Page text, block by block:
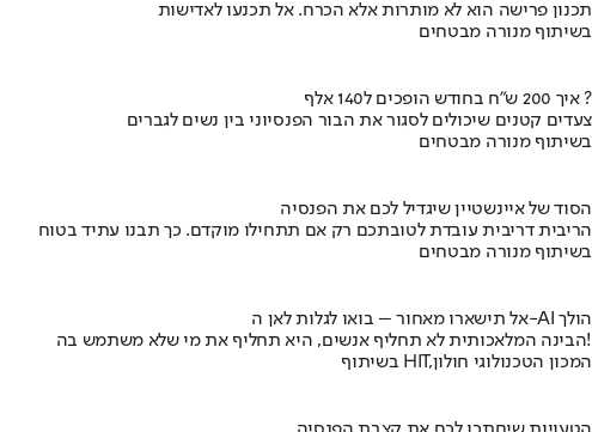
תכנון פרישה הוא לא מותרות אלא הכרח. אל תכנעו לאדישות
בשיתוף מנורה מבטחים
איך 200 ש"ח בחודש הופכים ל140 אלף ?
צעדים קטנים שיכולים לסגור את הבור הפנסיוני בין נשים לגברים
בשיתוף מנורה מבטחים
הסוד של איינשטיין שיגדיל לכם את הפנסיה
הריבית דריבית עובדת לטובתכם רק אם תתחילו מוקדם. כך תבנו עתיד בטוח
בשיתוף מנורה מבטחים
אל תישארו מאחור – בואו לגלות לאן ה-AI הולך
הבינה המלאכותית לא תחליף אנשים, היא תחליף את מי שלא משתמש בה!
בשיתוף HIT,המכון הטכנולוגי חולון